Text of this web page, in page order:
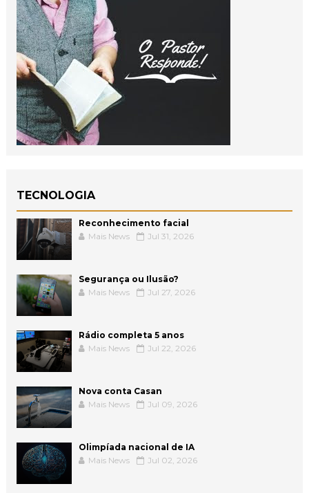
TECNOLOGIA
Reconhecimento facial
Mais News
Jul 31, 2026
Segurança ou Ilusão?
Mais News
Jul 27, 2026
Rádio completa 5 anos
Mais News
Jul 22, 2026
Nova conta Casan
Mais News
Jul 09, 2026
Olimpíada nacional de IA
Mais News
Jul 02, 2026